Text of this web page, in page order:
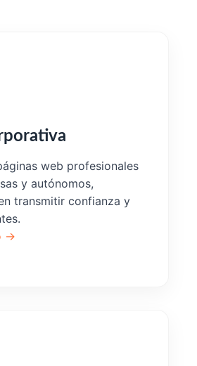
web profesionales
y autónomos,
transmitir confianza y
→